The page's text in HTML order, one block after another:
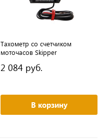
Тахометр со счетчиком
моточасов Skipper
2 084 руб.
В корзину